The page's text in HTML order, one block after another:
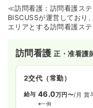
≪訪問看護：訪問看護ス
BISCUSSが運営しており
エリアとする訪問看護ス
す。全従業員が精神科訪
精神科の経験も豊富なた
におすすめです。エンド
看護など、幅広いサービ
訪問看護正・准看護
2交代（常勤）
給与 46.0万円〜/月 賞
※一例